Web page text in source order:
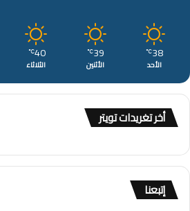
38
℃
الأحد
39
℃
الأثنين
40
℃
الثلاثاء
أخر تغريدات تويتر
إتبعنا